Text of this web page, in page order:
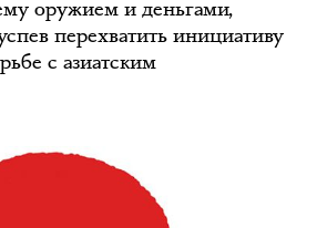
оружием и деньгами,
перехватить инициативу
с азиатским